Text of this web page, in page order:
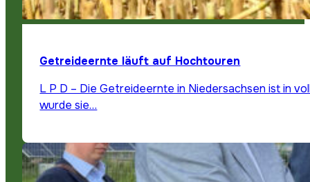
Getreideernte läuft auf Hochtouren
L P D – Die Getreideernte in Niedersachsen ist in
wurde sie…